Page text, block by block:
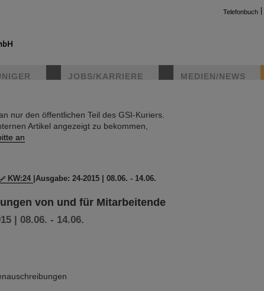
Telefonbuch
JOBS/KARRIERE MEDIEN/NEWS
nur den öffentlichen Teil des GSI-Kuriers.
Artikel angezeigt zu bekommen,
an
KW:24 Ausgabe: 24-2015 | 08.06. - 14.06.
von und für Mitarbeitende
| 08.06. - 14.06.